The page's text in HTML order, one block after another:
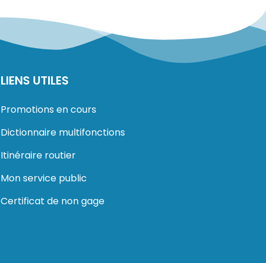
LIENS UTILES
Promotions en cours
Dictionnaire multifonctions
Itinéraire routier
Mon service public
Certificat de non gage